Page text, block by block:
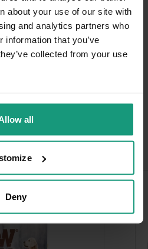
about your use of our site with
and analytics partners who
information that you’ve
collected from your use
all
Deny
razem